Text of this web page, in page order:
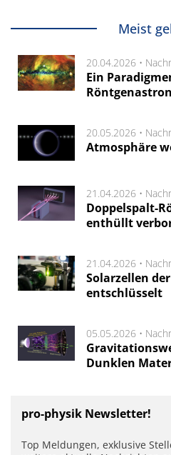
Meist
20.04.2026 •
Ein
20.05.2026 •
Atmosphäre
21.04.2026 •
Doppelspalt-
enthüllt
21.04.2026 •
Solarzellen
entschlüsselt
05.05.2026 •
Dunklen
pro-physik Newsletter!
Top Meldungen, exklusive